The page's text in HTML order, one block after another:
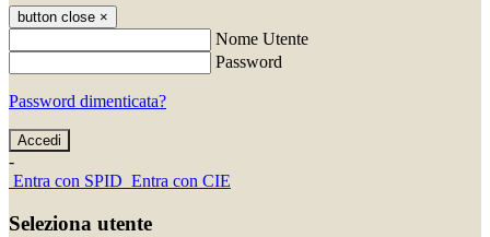
button close ×
Nome Utente
Password
Password dimenticata?
-
Entra con SPID Entra con CIE
Seleziona utente